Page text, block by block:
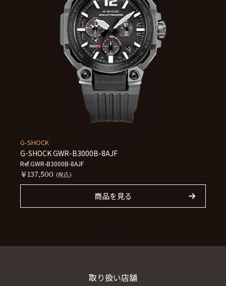
G-SHOCK
G-SHOCK GWR-B3000B-8AJF
Ref.GWR-B3000B-8AJF
￥137,500 (税込)
商品を見る
取り扱い店舗